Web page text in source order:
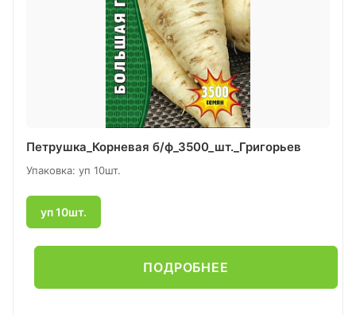
Петрушка_Корневая б/ф_3500_шт._Григорьев
Упаковка: уп 10шт.
уп 10шт.
ПОДРОБНЕЕ